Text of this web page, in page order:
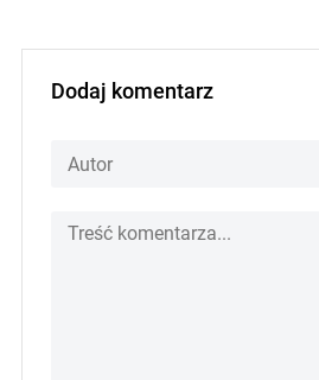
Dodaj komentarz